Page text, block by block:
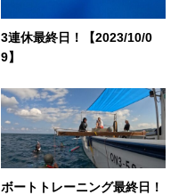
3連休最終日！【2023/10/0
9】
ボートトレーニング最終日！